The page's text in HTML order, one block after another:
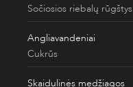
Sočiosios riebalų rūgštys
Angliavandeniai
Cukrūs
Skaidulinės medžiagos